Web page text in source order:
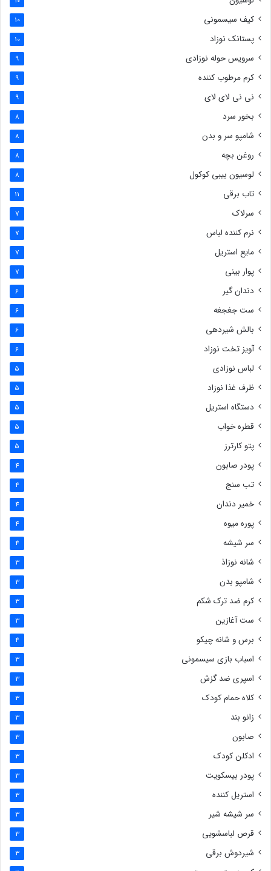
کیف سیسمونی 10
پستانک نوزاد 10
سرویس حوله نوزادی 9
کرم مرطوب کننده 9
نی نی لای لای 9
بخور سرد 8
شامپو سر و بدن 8
روغن بچه 8
لوسیون بیبی کوکول 8
تاب برقی 11
سرلاک 7
نرم کننده لباس 7
مایع استریل 7
پوار بینی 7
دندان گیر 6
ست جغجغه 6
بالش شیردهی 6
آویز تخت نوزاد 6
لباس نوزادی 5
ظرف غذا نوزاد 5
دستگاه استریل 5
قطره خواب 5
پتو کارترز 5
پودر صابون 4
تب سنج 4
خمیر دندان 4
پوره میوه 4
سر شیشه 4
شانه نوزاذ 3
شامپو بدن 3
کرم ضد ترک شکم 3
ست آغازین 3
برس و شانه چیکو 4
اسباب بازی سیسمونی 3
اسپری ضد گزش 3
کلاه حمام کودک 3
زانو بند 3
صابون 3
ادکلن کودک 3
پودر بیسکویت 3
استریل کننده 3
سر شیشه شیر 3
قرص لباسشویی 3
شیردوش برقی 3